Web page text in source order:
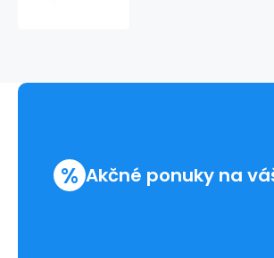
kužeľový
% Akčné ponuky na